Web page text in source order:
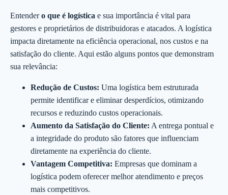
Entendero que é logística e sua importância é vital para
gestores e proprietários de distribuidoras e atacados. A logística
impacta diretamente na eficiência operacional, nos custos e na
satisfação do cliente. Aqui estão alguns pontos que demonstram
sua relevância:
Redução de Custos: Uma logística bem estruturada
permite identificar e eliminar desperdícios, otimizando
recursos e reduzindo custos operacionais.
Aumento da Satisfação do Cliente: A entrega pontual e
a integridade do produto são fatores que influenciam
diretamente na experiência do cliente.
Vantagem Competitiva: Empresas que dominam a
logística podem oferecer melhor atendimento e preços
mais competitivos.